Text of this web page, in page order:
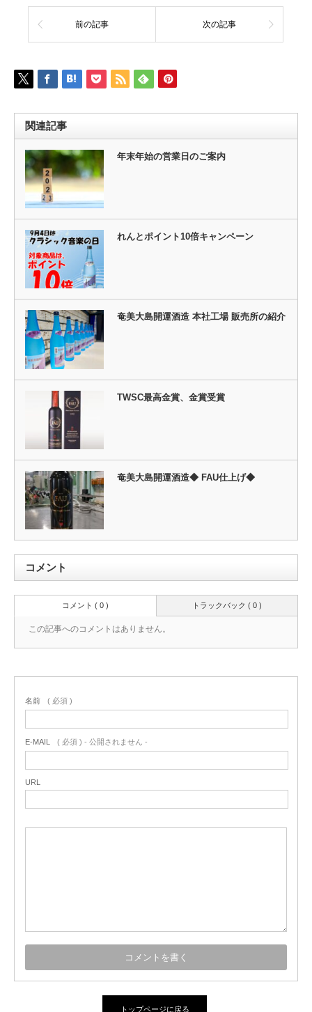
前の記事 次の記事
関連記事
年末年始の営業日のご案内
れんとポイント10倍キャンペーン
奄美大島開運酒造 本社工場 販売所の紹介
TWSC最高金賞、金賞受賞
奄美大島開運酒造◆ FAU仕上げ◆
コメント
トラックバック ( 0 )
コメント ( 0 )
この記事へのコメントはありません。
名前 ( 必須 )
E-MAIL ( 必須 ) - 公開されません -
URL
トップページに戻る